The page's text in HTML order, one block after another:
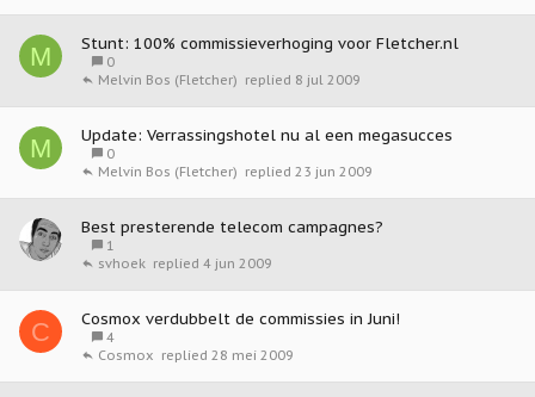
l
M Stunt: 100% commissieverhoging voor Fletcher.nl
0
8 jul 2009
Melvin Bos (Fletcher)
M Update: Verrassingshotel nu al een megasucces
0
23 jun 2009
Melvin Bos (Fletcher)
Best presterende telecom campagnes?
1
4 jun 2009
svhoek
C Cosmox verdubbelt de commissies in Juni!
4
28 mei 2009
Cosmox